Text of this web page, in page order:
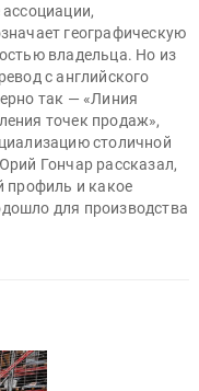
географическую
владельца. Но из
с английского
так — «Линия
точек продаж»,
столичной
Гончар рассказал,
профиль и какое
для производства